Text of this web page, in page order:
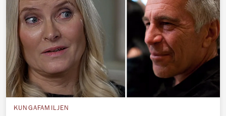
KUNGAFAMILJEN